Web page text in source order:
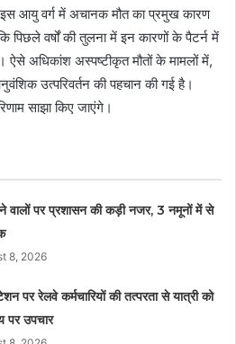
इस आयु वर्ग में अचानक मौत का प्रमुख कारण
पिछले वर्षों की तुलना में इन कारणों के पैटर्न में
ऐसे अधिकांश अस्पष्टीकृत मौतों के मामलों में,
उत्परिवर्तन की पहचान की गई है।
साझा किए जाएंगे।
वालों पर प्रशासन की कड़ी नजर, 3 नमूनों में से
8, 2026
पर रेलवे कर्मचारियों की तत्परता से यात्री को
पर उपचार